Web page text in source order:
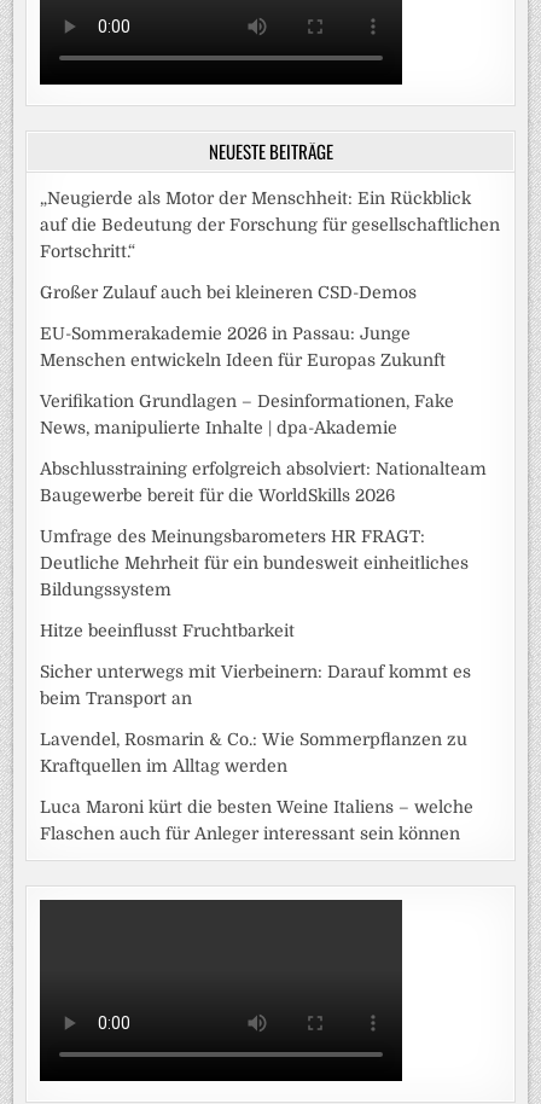
NEUESTE BEITRÄGE
„Neugierde als Motor der Menschheit: Ein Rückblick
auf die Bedeutung der Forschung für gesellschaftlichen
Fortschritt.“
Großer Zulauf auch bei kleineren CSD-Demos
EU-Sommerakademie 2026 in Passau: Junge
Menschen entwickeln Ideen für Europas Zukunft
Verifikation Grundlagen – Desinformationen, Fake
News, manipulierte Inhalte | dpa-Akademie
Abschlusstraining erfolgreich absolviert: Nationalteam
Baugewerbe bereit für die WorldSkills 2026
Umfrage des Meinungsbarometers HR FRAGT:
Deutliche Mehrheit für ein bundesweit einheitliches
Bildungssystem
Hitze beeinflusst Fruchtbarkeit
Sicher unterwegs mit Vierbeinern: Darauf kommt es
beim Transport an
Lavendel, Rosmarin & Co.: Wie Sommerpflanzen zu
Kraftquellen im Alltag werden
Luca Maroni kürt die besten Weine Italiens – welche
Flaschen auch für Anleger interessant sein können